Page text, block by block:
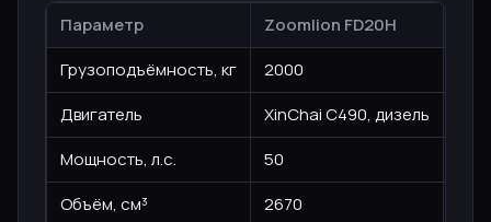
Параметр Zoomlion FD20H
Грузоподъёмность, кг
2000
Двигатель
XinChai C490, дизель
Мощность, л.с.
50
Объём, см³
2670